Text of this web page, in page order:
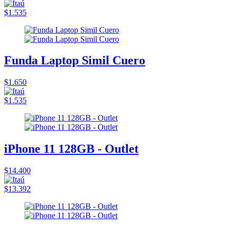
$1.535
Funda Laptop Simil Cuero
$1.650
$1.535
iPhone 11 128GB - Outlet
$14.400
$13.392